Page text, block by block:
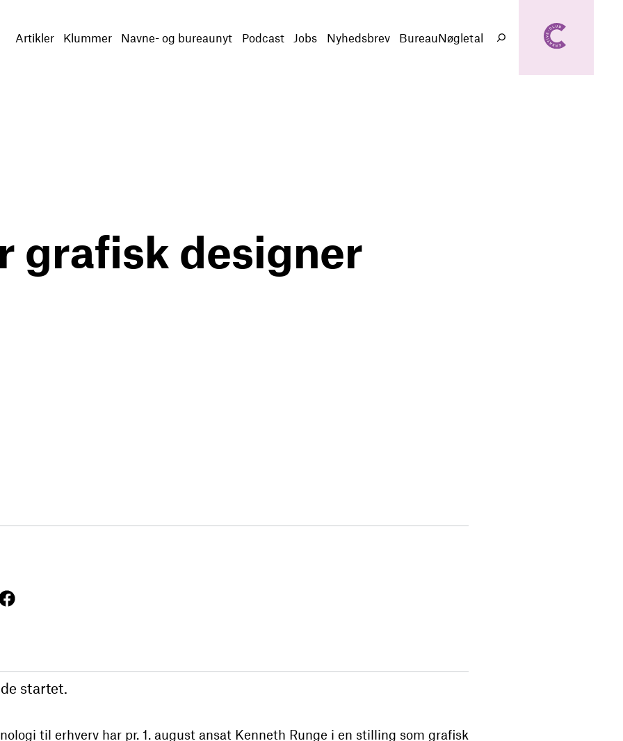
Artikler Klummer Navne- og bureaunyt Podcast Jobs Nyhedsbrev BureauNøgletal
Søg
grafisk designer
startet.
til erhverv har pr. 1. august ansat Kenneth Runge i en stilling som grafisk